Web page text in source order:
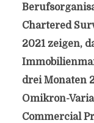
Chartered
2021 zeigen,
drei Monaten
Omikron-
Commercial